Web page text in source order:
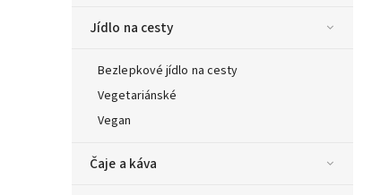
Jídlo na cesty
Bezlepkové jídlo na cesty
Vegetariánské
Vegan
Čaje a káva